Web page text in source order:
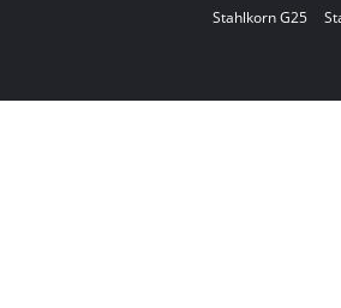
Stahlkorn G25